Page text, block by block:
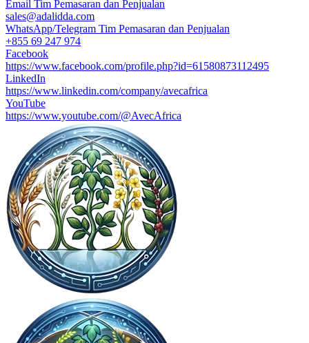
Email Tim Pemasaran dan Penjualan
sales@adalidda.com
WhatsApp/Telegram Tim Pemasaran dan Penjualan
+855 69 247 974
Facebook
https://www.facebook.com/profile.php?id=61580873112495
LinkedIn
https://www.linkedin.com/company/avecafrica
YouTube
https://www.youtube.com/@AvecAfrica